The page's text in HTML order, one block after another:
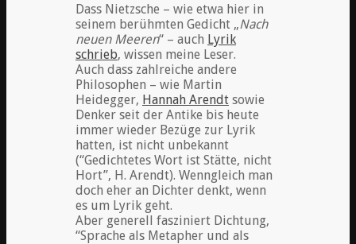
Dass Nietzsche – wie etwa hier in
seinem berühmten Gedicht „Nach
neuen Meeren“ – auch Lyrik
schrieb, wissen meine Leser.
Auch dass zahlreiche andere
Philosophen – wie Martin
Heidegger, Hannah Arendt sowie
Denker seit der Antike bis heute
immer wieder Bezüge zur Lyrik
hatten, ist nicht unbekannt
(“Gedichtetes Wort ist Stätte, nicht
Hort”, H. Arendt). Wenngleich man
doch eher an Dichter denkt, wenn
es um Lyrik geht.
Aber generell fasziniert Dichtung,
“Sprache als Metapher und als